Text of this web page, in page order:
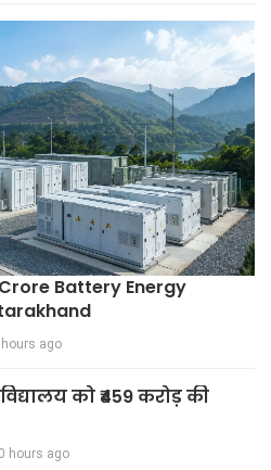
Crore Battery Energy
hours ago
को ₹459 करोड़ की
hours ago